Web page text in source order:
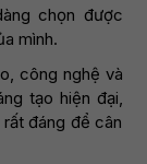
chọn được
mình.
công nghệ và
tạo hiện đại,
đáng để cân